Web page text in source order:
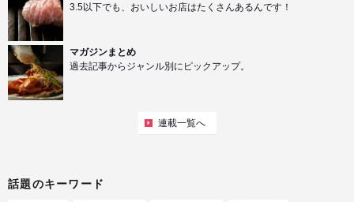
3.5以下でも、おいしいお店はたくさんあるんです！
マガジンまとめ
過去記事からジャンル別にピックアップ。
連載一覧へ
話題のキーワード